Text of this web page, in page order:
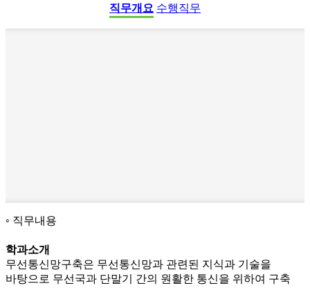
직무개요 수행직무
직무내용
학과소개
무선통신망구축은 무선통신망과 관련된 지식과 기술을
바탕으로 무선국과 단말기 간의 원활한 통신을 위하여 구축